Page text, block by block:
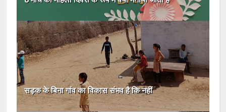
सड़क के बिना गांव का विकास संभव है कि नहीं